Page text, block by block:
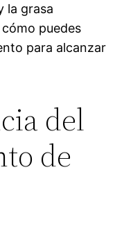
la grasa
puedes
para alcanzar
del
de